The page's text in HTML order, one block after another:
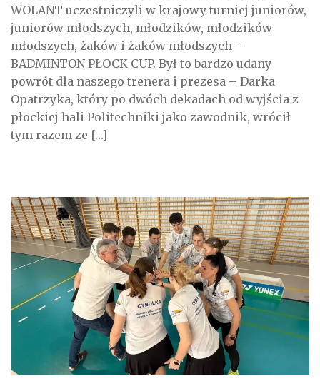
WOLANT uczestniczyli w krajowy turniej juniorów,
juniorów młodszych, młodzików, młodzików
młodszych, żaków i żaków młodszych –
BADMINTON PŁOCK CUP. Był to bardzo udany
powrót dla naszego trenera i prezesa – Darka
Opatrzyka, który po dwóch dekadach od wyjścia z
płockiej hali Politechniki jako zawodnik, wrócił
tym razem ze […]